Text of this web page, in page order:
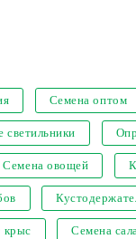
Семена оптом
светильники
Семена овощей
крыс Семена